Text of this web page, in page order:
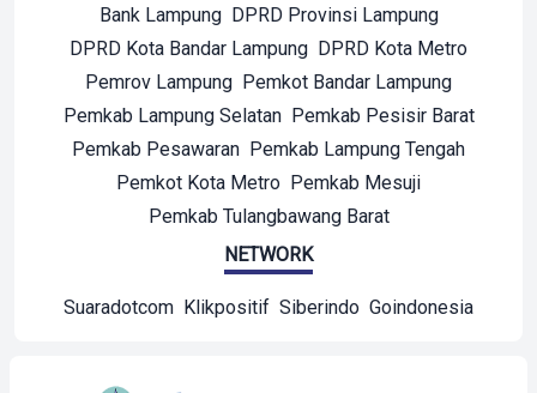
Bank Lampung DPRD Provinsi Lampung
DPRD Kota Bandar Lampung DPRD Kota Metro
Pemrov Lampung Pemkot Bandar Lampung
Pemkab Lampung Selatan Pemkab Pesisir Barat
Pemkab Pesawaran Pemkab Lampung Tengah
Pemkot Kota Metro Pemkab Mesuji
Pemkab Tulangbawang Barat
NETWORK
Suaradotcom Klikpositif Siberindo Goindonesia